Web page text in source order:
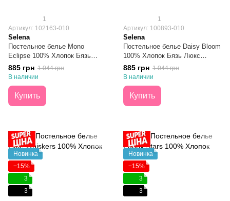
1
Артикул: 102163-010
Selena
Постельное белье Mono
Eclipse 100% Хлопок Бязь
Люкс Полуторное
885 грн 1 044 грн
В наличии
Купить
1
Артикул: 100893-010
Selena
Постельное белье Daisy Bloom
100% Хлопок Бязь Люкс
Полуторное
885 грн 1 044 грн
В наличии
Купить
Новинка
−15%
3
3
Новинка
−15%
3
3